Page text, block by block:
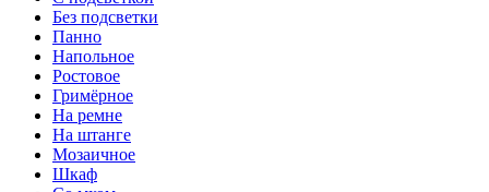
Без подсветки
Панно
Напольное
Ростовое
Гримёрное
На ремне
На штанге
Мозаичное
Шкаф